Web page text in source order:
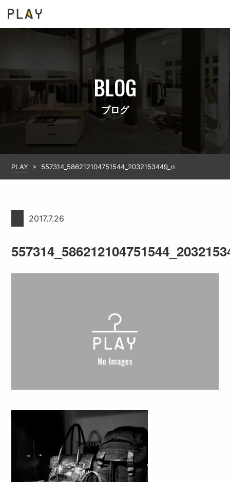
BLOG
ブログ
PLAY > 557314_586212104751544_2032153449_n
2017.7.26